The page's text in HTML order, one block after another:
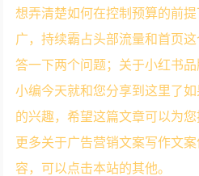
想弄清楚如何在控制预算的前
广，持续霸占头部流量和首页
答一下两个问题；关于小红书
小编今天就和您分享到这里了
的兴趣，希望这篇文章可以为
更多关于广告营销文案写作文
容，可以点击本站的其他。